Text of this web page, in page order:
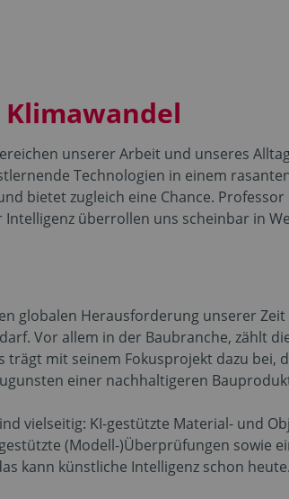
unserer Arbeit und unseres
Technologien in einem
bietet zugleich eine Chance. Professor
überrollen uns scheinbar in
globalen Herausforderung unserer Zeit
Vor allem in der Baubranche, zählt
mit seinem Fokusprojekt dazu bei,
einer nachhaltigeren
vielseitig: KI-gestützte Material- und
(Modell-)Überprüfungen sowie
kann künstliche Intelligenz schon